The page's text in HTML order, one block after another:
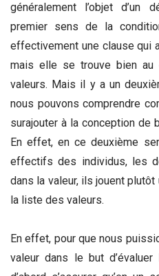
généralement l’objet d’un
premier sens de la
effectivement une clause qui
mais elle se trouve bien
valeurs. Mais il y a un
nous pouvons comprendre
surajouter à la conception de
En effet, en ce deuxième
effectifs des individus, les
dans la valeur, ils jouent
la liste des valeurs.
En effet, pour que nous
valeur dans le but